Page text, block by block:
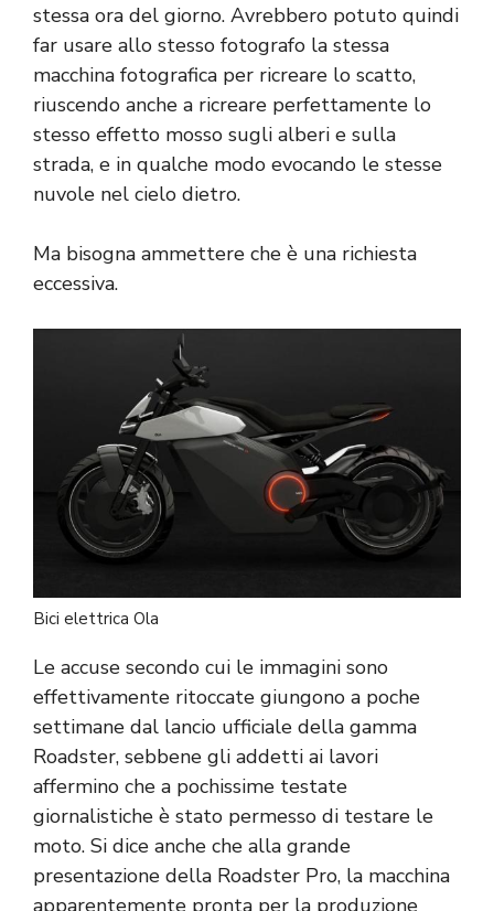
stessa ora del giorno. Avrebbero potuto quindi
far usare allo stesso fotografo la stessa
macchina fotografica per ricreare lo scatto,
riuscendo anche a ricreare perfettamente lo
stesso effetto mosso sugli alberi e sulla
strada, e in qualche modo evocando le stesse
nuvole nel cielo dietro.
Ma bisogna ammettere che è una richiesta
eccessiva.
Bici elettrica Ola
Le accuse secondo cui le immagini sono
effettivamente ritoccate giungono a poche
settimane dal lancio ufficiale della gamma
Roadster, sebbene gli addetti ai lavori
affermino che a pochissime testate
giornalistiche è stato permesso di testare le
moto. Si dice anche che alla grande
presentazione della Roadster Pro, la macchina